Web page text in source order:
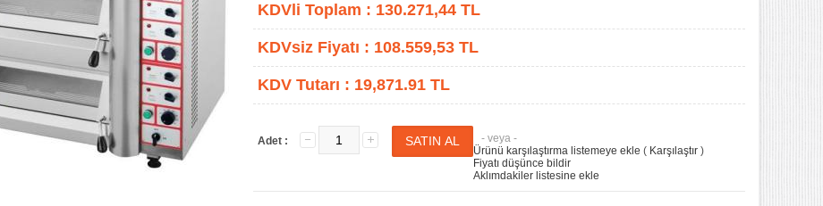
KDVli Toplam : 130.271,44 TL
KDVsiz Fiyatı : 108.559,53 TL
KDV Tutarı : 19,871.91 TL
Adet :
- veya -
Ürünü karşılaştırma listemeye ekle ( Karşılaştır )
Fiyatı düşünce bildir
Aklımdakiler listesine ekle